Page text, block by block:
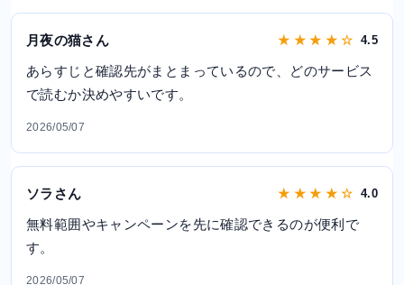
月夜の猫さん ★ ★ ★ ★ ☆ 4.5
あらすじと確認先がまとまっているので、どのサービス
で読むか決めやすいです。
2026/05/07
ソラさん ★ ★ ★ ★ ☆ 4.0
無料範囲やキャンペーンを先に確認できるのが便利で
す。
2026/05/07